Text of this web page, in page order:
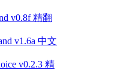
v0.8f 精翻
v1.6a 中文
v0.2.3 精